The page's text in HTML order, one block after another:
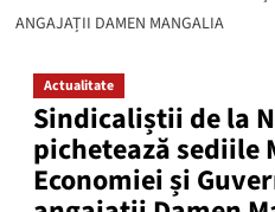
ANGAJAȚII DAMEN MANGALIA
Actualitate
Sindicaliștii de la
pichetează
Economiei și